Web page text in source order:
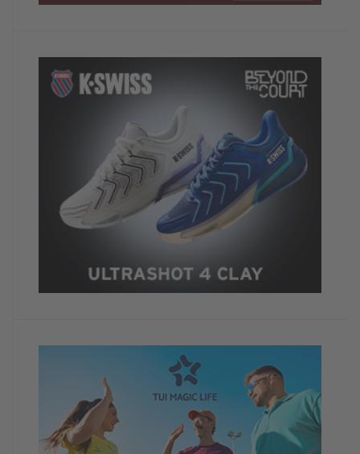
kann starten!